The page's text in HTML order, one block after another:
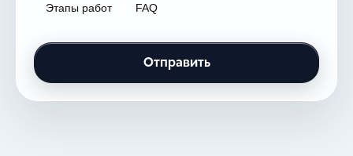
Этапы работ FAQ
Отправить